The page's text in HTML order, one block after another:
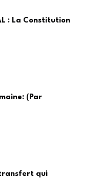
: La Constitution
(Par
transfert qui